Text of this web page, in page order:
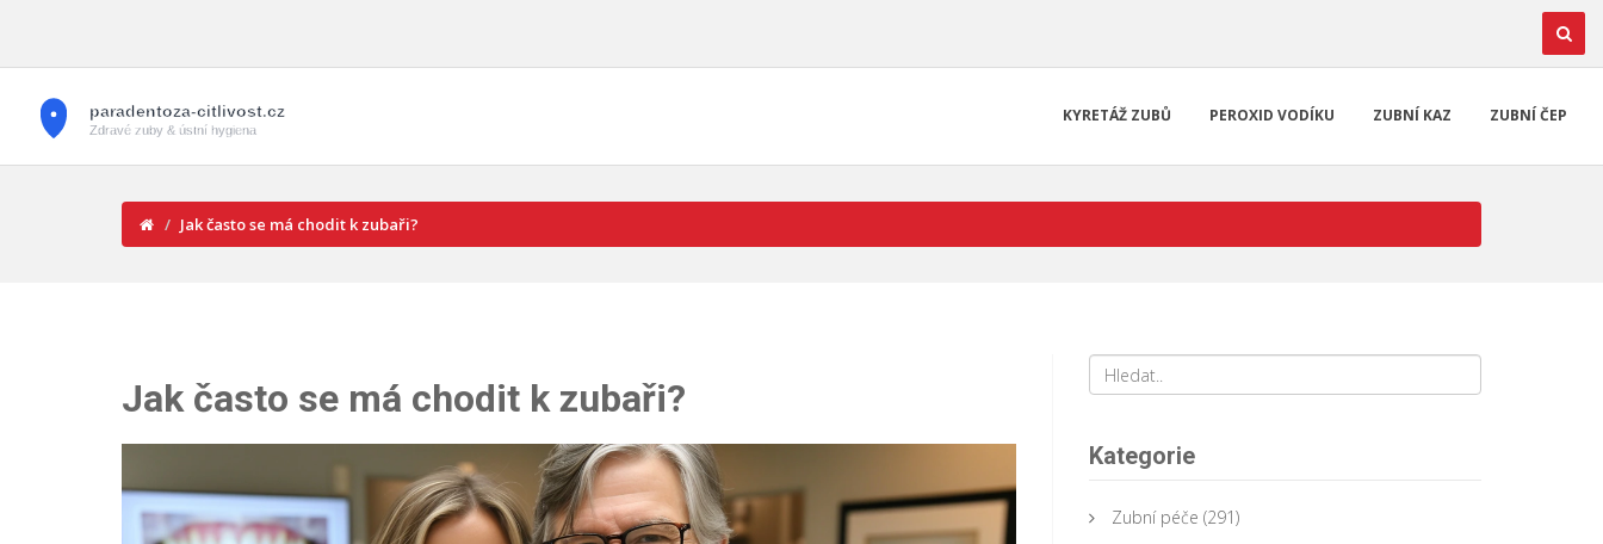
KYRETÁŽ ZUBŮ PEROXID VODÍKU ZUBNÍ KAZ ZUBNÍ ČEP
Jak často se má chodit k zubaři?
Jak často se má chodit k zubaři?
Kategorie
Zubní péče (291)